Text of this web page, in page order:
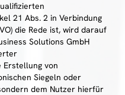
21 Abs. 2 in Verbindung
die Rede ist, wird darauf
Solutions GmbH
von
Siegeln oder
dem Nutzer hierfür